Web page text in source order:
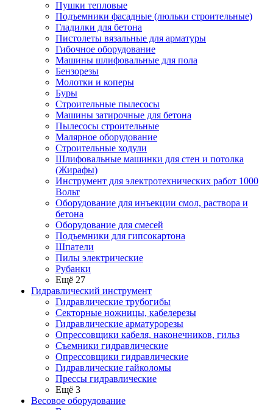
Пушки тепловые
Подъемники фасадные (люльки строительные)
Гладилки для бетона
Пистолеты вязальные для арматуры
Гибочное оборудование
Машины шлифовальные для пола
Бензорезы
Молотки и коперы
Буры
Строительные пылесосы
Машины затирочные для бетона
Пылесосы строительные
Малярное оборудование
Строительные ходули
Шлифовальные машинки для стен и потолка
(Жирафы)
Инструмент для электротехнических работ 1000
Вольт
Оборудование для инъекции смол, раствора и
бетона
Оборудование для смесей
Подъемники для гипсокартона
Шпатели
Пилы электрические
Рубанки
Ещё 27
Гидравлический инструмент
Гидравлические трубогибы
Секторные ножницы, кабелерезы
Гидравлические арматурорезы
Опрессовщики кабеля, наконечников, гильз
Съемники гидравлические
Опрессовщики гидравлические
Гидравлические гайколомы
Прессы гидравлические
Ещё 3
Весовое оборудование